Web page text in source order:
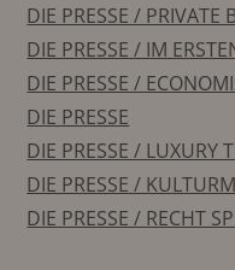
DIE PRESSE / PRIVATE
DIE PRESSE / IM
DIE PRESSE /
DIE PRESSE
DIE PRESSE / LUXURY
DIE PRESSE /
DIE PRESSE / RECHT